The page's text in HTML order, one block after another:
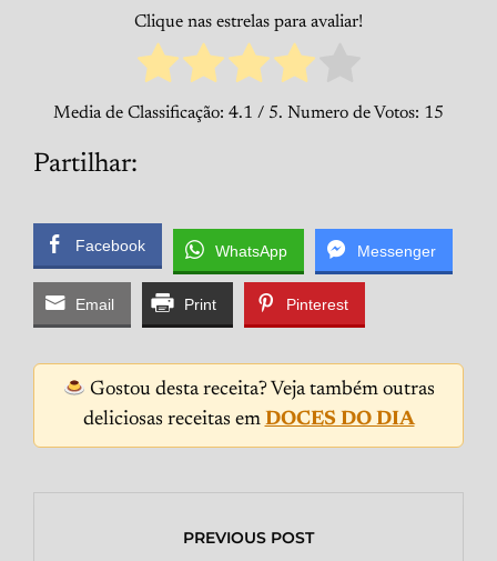
Clique nas estrelas para avaliar!
Media de Classificação: 4.1 / 5. Numero de Votos: 15
Partilhar:
Facebook WhatsApp Messenger
Email Print Pinterest
Gostou desta receita? Veja também outras
deliciosas receitas em DOCES DO DIA
PREVIOUS POST